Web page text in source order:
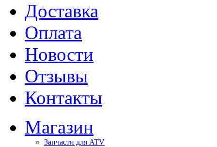
Доставка
Оплата
Новости
Отзывы
Контакты
Магазин
Запчасти для ATV